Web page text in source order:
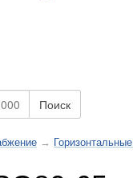
Поиск
→